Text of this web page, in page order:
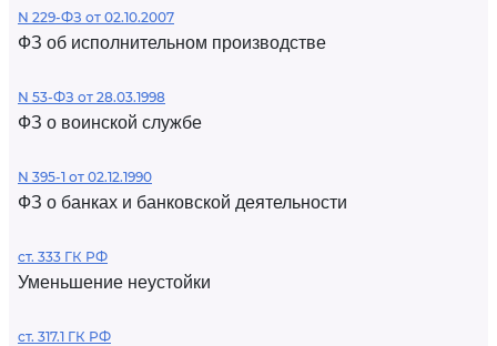
N 229-ФЗ от 02.10.2007
ФЗ об исполнительном производстве
N 53-ФЗ от 28.03.1998
ФЗ о воинской службе
N 395-1 от 02.12.1990
ФЗ о банках и банковской деятельности
ст. 333 ГК РФ
Уменьшение неустойки
ст. 317.1 ГК РФ